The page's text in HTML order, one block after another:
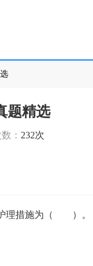
题精选
： 232次
护理措施为（ ）。